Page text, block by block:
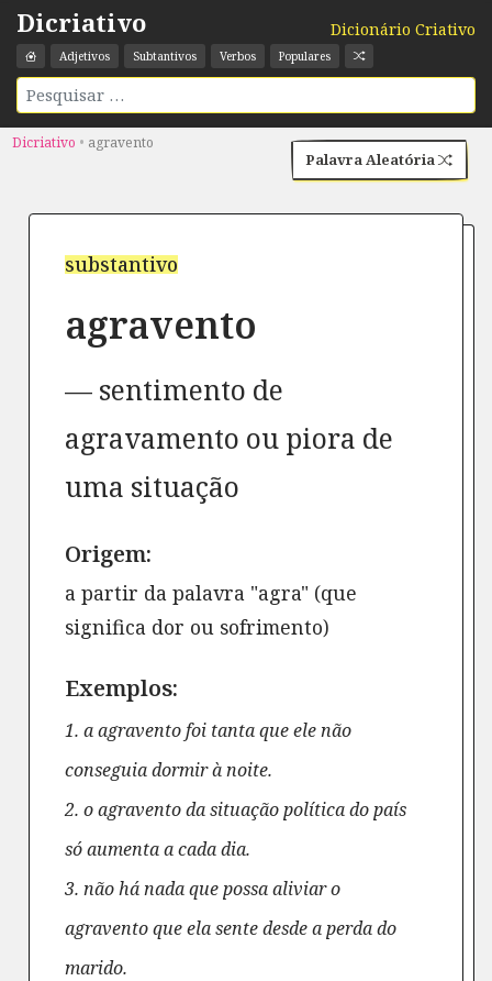
Dicriativo Dicionário Criativo
Adjetivos Subtantivos Verbos Populares
Dicriativo • agravento
Palavra Aleatória
substantivo
agravento
sentimento de
agravamento ou piora de
uma situação
Origem:
a partir da palavra "agra" (que
significa dor ou sofrimento)
Exemplos:
1. a agravento foi tanta que ele não
conseguia dormir à noite.
2. o agravento da situação política do país
só aumenta a cada dia.
3. não há nada que possa aliviar o
agravento que ela sente desde a perda do
marido.